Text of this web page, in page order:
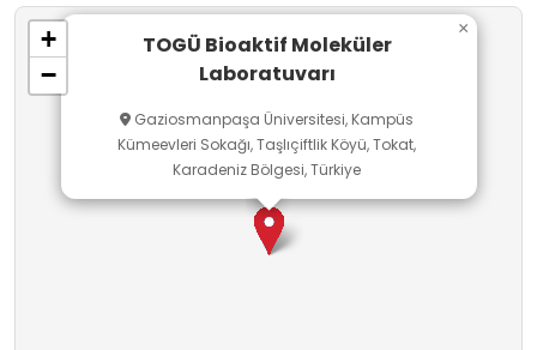
TOGÜ Bioaktif Moleküler
Laboratuvarı
Gaziosmanpaşa Üniversitesi, Kampüs
Kümeevleri Sokağı, Taşlıçiftlik Köyü, Tokat,
Karadeniz Bölgesi, Türkiye
×
+
−